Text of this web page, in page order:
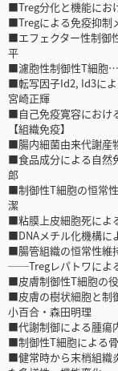
■Treg分化と機能にお
■Tregによる免疫抑
■エフェクター性制御
平
■濾胞性制御性T細胞
■転写因子Id2, Id3に
宮崎正輝
■自己免疫寛容におけ
【組織免疫】
■腸内細菌由来代謝
■食品成分による自然
郎
■制御性T細胞の恒常
潔
■粘膜上皮細胞死に
■DNAメチル化機構
■腸管組織の恒常性維
──Tregレパトワによ
■皮膚制御性T細胞の
■皮膚の樹状細胞と制
小百合・森田明理
■代謝制御による腫
■制御性T細胞による
■健常時から末梢組織